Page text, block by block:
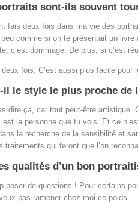
sont-ils souvent
fais deux fois dans ma vie des
peu comme si on te présentait un
c’est dommage. De plus, si c’est
fois. C’est aussi plus facile pour
le style le plus proche de
dire ça, car tout peut-être artistique.
la personne que tu vois. Et ce
la recherche de la sensibilité et
traitements qui feront que l’on
qualités d’un bon
poser de questions ! Pour certains
pas ramener chez moi ce poids.